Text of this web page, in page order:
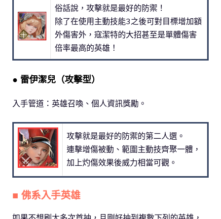
俗話說，攻擊就是最好的防禦！
除了在使用主動技能3之後可對目標增加額
外傷害外，寇潔特的大招甚至是單體傷害
倍率最高的英雄！
● 雷伊潔兒（攻擊型）
入手管道：英雄召喚、個人資訊獎勵。
攻擊就是最好的防禦的第二人選。
連擊增傷被動、範圍主動技齊聚一體，
加上灼傷效果後威力相當可觀。
■ 佛系入手英雄